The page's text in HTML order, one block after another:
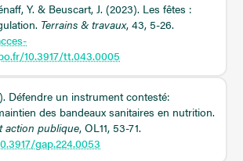
Y. & Beuscart, J. (2023). Les fêtes :
Terrains & travaux, 43, 5-26.
10.3917/tt.043.0005
Défendre un instrument contesté:
des bandeaux sanitaires en nutrition.
action publique, OL11, 53-71.
gap.224.0053